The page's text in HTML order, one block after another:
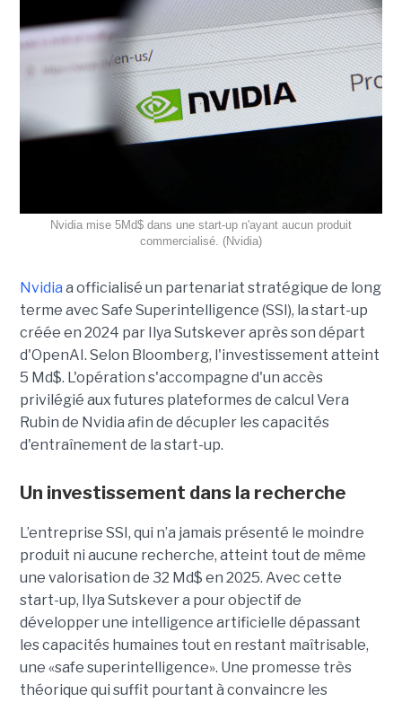
Nvidia mise 5Md$ dans une start-up n'ayant aucun produit
commercialisé. (Nvidia)
Nvidia a officialisé un partenariat stratégique de long
terme avec Safe Superintelligence (SSI), la start-up
créée en 2024 par Ilya Sutskever après son départ
d'OpenAI. Selon Bloomberg, l'investissement atteint
5 Md$. L'opération s'accompagne d'un accès
privilégié aux futures plateformes de calcul Vera
Rubin de Nvidia afin de décupler les capacités
d'entraînement de la start-up.
Un investissement dans la recherche
L’entreprise SSI, qui n’a jamais présenté le moindre
produit ni aucune recherche, atteint tout de même
une valorisation de 32 Md$ en 2025. Avec cette
start-up, Ilya Sutskever a pour objectif de
développer une intelligence artificielle dépassant
les capacités humaines tout en restant maîtrisable,
une «safe superintelligence». Une promesse très
théorique qui suffit pourtant à convaincre les